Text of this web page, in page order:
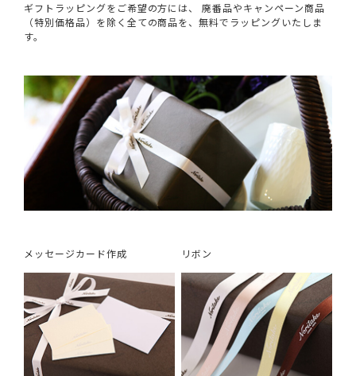
ギフトラッピングをご希望の方には、 廃番品やキャンペーン商品
（特別価格品）を除く全ての商品を、無料でラッピングいたしま
す。
メッセージカード作成 リボン